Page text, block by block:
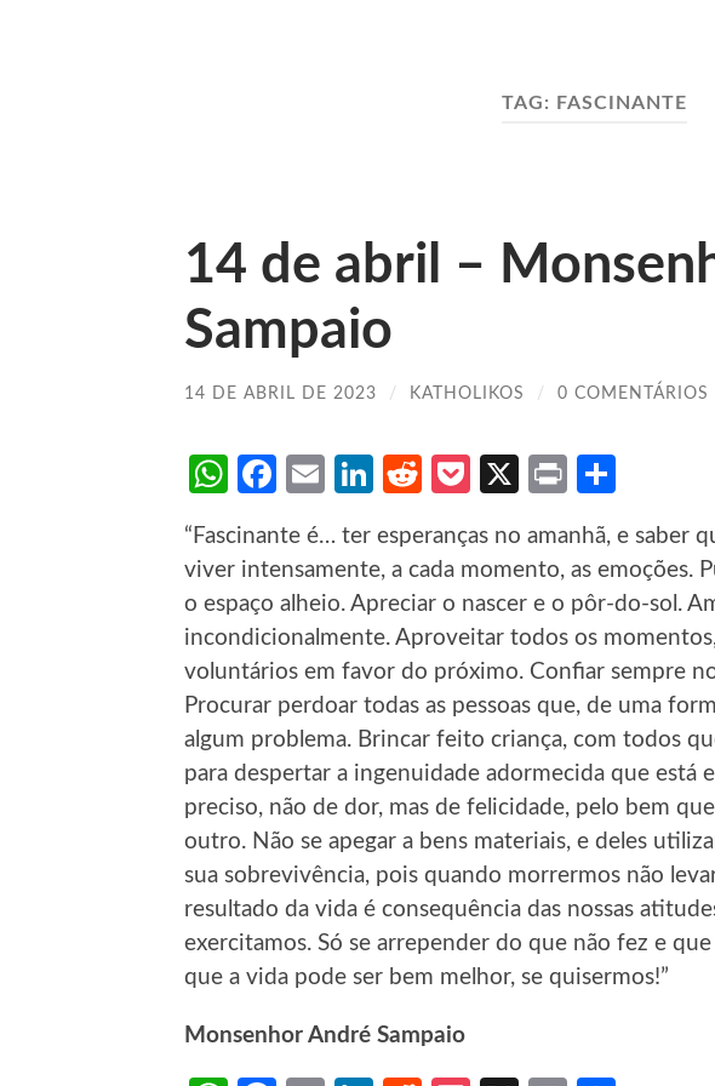
TAG: FASCINANTE
14 de abril –
Sampaio
14 DE ABRIL DE 2023 / KATHOLIKOS / 0 COMENTÁRIOS
WhatsApp
Facebook
EmailLinkedIn
RedditPocket
X Print
“Fascinante é… ter esperanças no amanhã, e saber
viver intensamente, a cada momento, as emoções.
o espaço alheio. Apreciar o nascer e o pôr-do-sol.
incondicionalmente. Aproveitar todos os
voluntários em favor do próximo. Confiar sempre
Procurar perdoar todas as pessoas que, de uma
algum problema. Brincar feito criança, com todos
para despertar a ingenuidade adormecida que está
preciso, não de dor, mas de felicidade, pelo bem
outro. Não se apegar a bens materiais, e deles
sua sobrevivência, pois quando morrermos não
resultado da vida é consequência das nossas
exercitamos. Só se arrepender do que não fez e
que a vida pode ser bem melhor, se quisermos!”
Monsenhor André Sampaio